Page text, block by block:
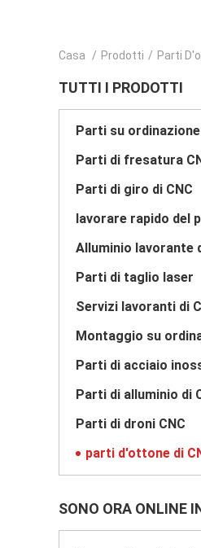
Casa / Prodotti / Parti
TUTTI I PRODOTTI
Parti su ordinazione
Parti di fresatura
Parti di giro di CNC
lavorare rapido del
Alluminio lavorante
Parti di taglio laser
Servizi lavoranti di
Parti di alluminio di
Parti di droni CNC
parti d'ottone di
SONO ORA ONLINE